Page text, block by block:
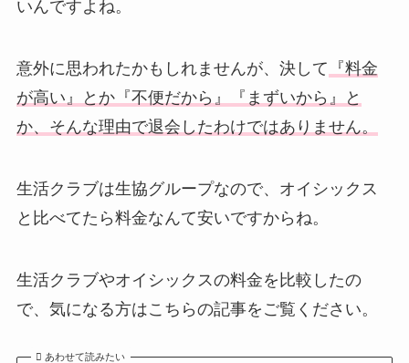
いんですよね。
意外に思われたかもしれませんが、決して 『料金
が高い』とか『不便だから』『まずいから』と
か、そんな理由で退会したわけではありません。
生活クラブは生協グループなので、オイシックス
と比べてたら料金なんて安いですからね。
生活クラブやオイシックスの料金を比較したの
で、気になる方はこちらの記事をご覧ください。
あわせて読みたい